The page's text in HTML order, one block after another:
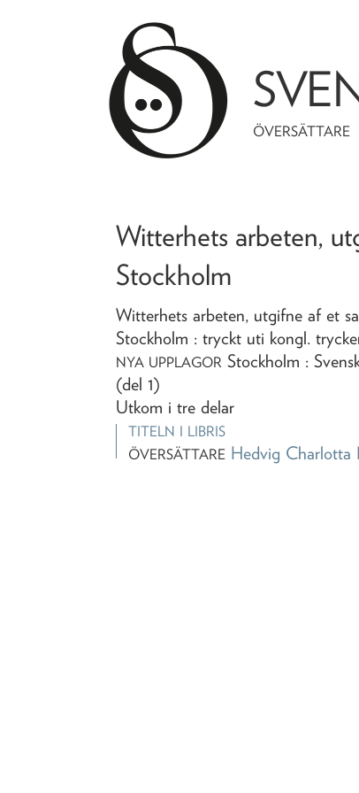
ÖVERSÄTTARE
Witterhets arbeten,
Stockholm
Witterhets arbeten, utgifne af et
Stockholm : tryckt uti kongl.
NYA UPPLAGOR Stockholm :
(del 1)
Utkom i tre delar
TITELN I LIBRIS
ÖVERSÄTTARE Hedvig Charlotta